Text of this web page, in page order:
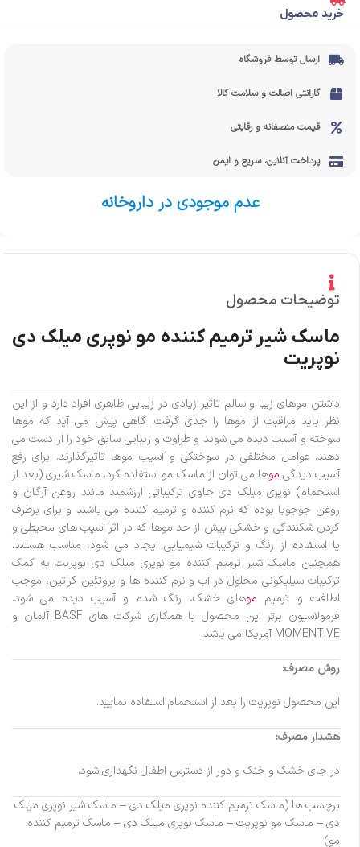
خرید محصول
ارسال توسط فروشگاه
گارانتی اصالت و سلامت کالا
قیمت منصفانه و رقابتی
پرداخت آنلاین، سریع و ایمن
عدم موجودی در داروخانه
توضیحات محصول
ماسک شیر ترمیم کننده مو نوپری میلک دی
نوپریت
داشتن موهای زیبا و سالم تاثیر زیادی در زیبایی ظاهری افراد دارد و از این
نظر باید مراقبت از موها را جدی گرفت. گاهی پیش می آید که موها
سوخته و آسیب دیده می شوند و طراوت و زیبایی سابق خود را از دست می
دهند. عوامل مختلفی در سوختگی و آسیب موها تاثیرگذارند. برای رفع
آسیب دیدگی موها می توان از ماسک مو استفاده کرد. ماسک شیری (بعد از
استحمام) نوپری میلک دی حاوی ترکیباتی ارزشمند مانند روغن آرگان و
روغن جوجوبا بوده که نرم کننده و ترمیم کننده می باشند و برای برطرف
کردن شکنندگی و خشکی بیش از حد موها که در اثر آسیب های محیطی و
یا استفاده از رنگ و ترکیبات شیمیایی ایجاد می شود، مناسب هستند.
همچنین ماسک شیر ترمیم کننده مو نوپری میلک دی نوپریت به کمک
ترکیبات سیلیکونی محلول در آب و نرم کننده ها و پروتئین کراتین، موجب
لطافت و ترمیم موهای خشک، رنگ شده و آسیب دیده می شود.
فرمولاسیون برتر این محصول با همکاری شرکت های BASF آلمان و
MOMENTIVE آمریکا می باشد.
روش مصرف:
این محصول نوپریت را بعد از استحمام استفاده نمایید.
هشدار مصرف:
در جای خشک و خنک و دور از دسترس اطفال نگهداری شود.
برچسب ها (ماسک ترمیم کننده نوپری میلک دی – ماسک شیر نوپری میلک
دی – ماسک مو نوپریت – ماسک نوپری میلک دی – ماسک ترمیم کننده
مو)